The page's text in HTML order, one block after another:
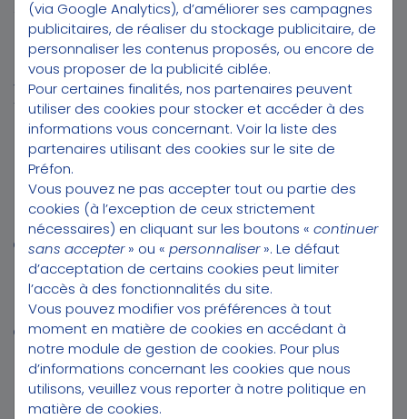
Téléphone :3025
(*appel gratuit du lundi au vendredi de 9h à 18h)
Préfon Distribution
12 bis, rue de Courcelles
75008 Paris
PRÉFON DISTRIBUTION
Site de l'association
Préfon Collectives
Qui sommes-nous ?
Nos récompenses
Partenaires
Nous contacter
Contactez nos conseillers Préfon au 30 25
(via Google Analytics), d’améliorer ses campagnes
publicitaires, de réaliser du stockage publicitaire, de
personnaliser les contenus proposés, ou encore de
vous proposer de la publicité ciblée.
Pour certaines finalités, nos partenaires peuvent
utiliser des cookies pour stocker et accéder à des
informations vous concernant. Voir la liste des
partenaires utilisant des cookies sur le site de
Préfon.
Vous pouvez ne pas accepter tout ou partie des
cookies (à l’exception de ceux strictement
nécessaires) en cliquant sur les boutons « continuer
sans accepter» ou « personnaliser». Le défaut
d’acceptation de certains cookies peut limiter
l’accès à des fonctionnalités du site.
Vous pouvez modifier vos préférences à tout
moment en matière de cookies en accédant à
notre module de gestion de cookies. Pour plus
d’informations concernant les cookies que nous
utilisons, veuillez vous reporter à notre politique en
matière de cookies.